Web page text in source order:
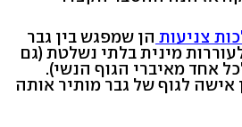
צניעות הן שמפגש בין גבר
מינית בלתי נשלטת (גם
אחד מאיברי הגוף הנשי).
אישה לגוף של גבר מותיר אותה